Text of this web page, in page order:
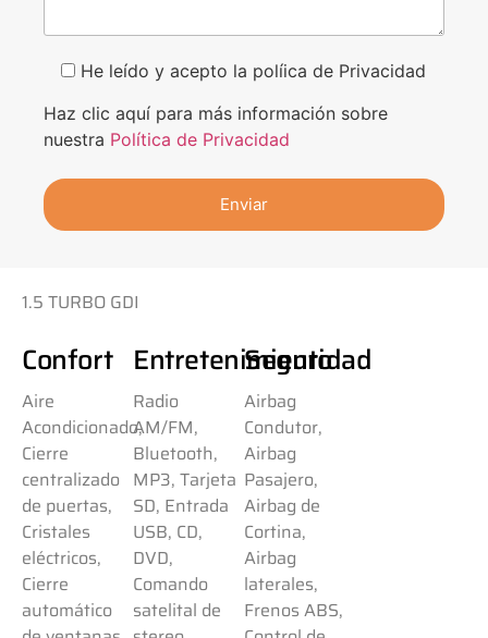
He leído y acepto la políica de Privacidad
Haz clic aquí para más información sobre
nuestra Política de Privacidad
1.5 TURBO GDI
Confort
Aire
Acondicionado,
Cierre
centralizado
de puertas,
Cristales
eléctricos,
Cierre
automático
Entretenimiento
Radio
AM/FM,
Bluetooth,
MP3, Tarjeta
SD, Entrada
USB, CD,
DVD,
Comando
satelital de
Seguridad
Airbag
Condutor,
Airbag
Pasajero,
Airbag de
Cortina,
Airbag
laterales,
Frenos ABS,